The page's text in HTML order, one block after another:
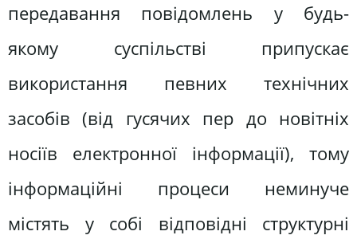
передавання повідомлень у будь-
якому суспільстві припускає
використання певних технічних
засобів (від гусячих пер до новітніх
носіїв електронної інформації), тому
інформаційні процеси неминуче
містять у собі відповідні структурні